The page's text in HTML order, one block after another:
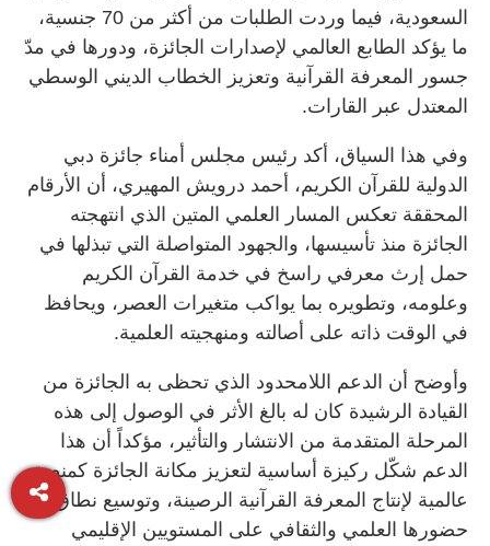
السعودية، فيما وردت الطلبات من أكثر من 70 جنسية،
ما يؤكد الطابع العالمي لإصدارات الجائزة، ودورها في مدّ
جسور المعرفة القرآنية وتعزيز الخطاب الديني الوسطي
المعتدل عبر القارات.
وفي هذا السياق، أكد رئيس مجلس أمناء جائزة دبي
الدولية للقرآن الكريم، أحمد درويش المهيري، أن الأرقام
المحققة تعكس المسار العلمي المتين الذي انتهجته
الجائزة منذ تأسيسها، والجهود المتواصلة التي تبذلها في
حمل إرث معرفي راسخ في خدمة القرآن الكريم
وعلومه، وتطويره بما يواكب متغيرات العصر، ويحافظ
في الوقت ذاته على أصالته ومنهجيته العلمية.
وأوضح أن الدعم اللامحدود الذي تحظى به الجائزة من
القيادة الرشيدة كان له بالغ الأثر في الوصول إلى هذه
المرحلة المتقدمة من الانتشار والتأثير، مؤكداً أن هذا
الدعم شكّل ركيزة أساسية لتعزيز مكانة الجائزة كمنصة
عالمية لإنتاج المعرفة القرآنية الرصينة، وتوسيع نطاق
حضورها العلمي والثقافي على المستويين الإقليمي